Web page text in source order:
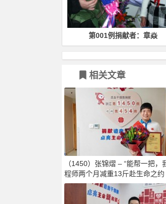
第100例捐献者：郑卫
相关文章
（1450）张锦熠 – “能帮一把
程师两个月减重13斤赴生命之